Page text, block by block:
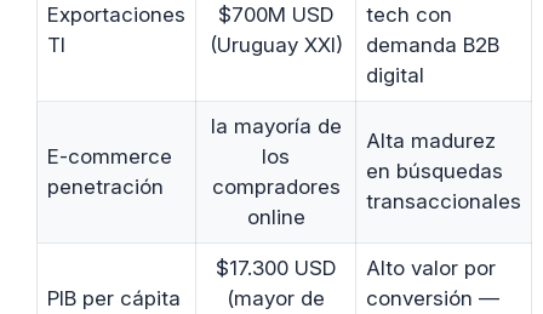
Exportaciones
TI
$700M USD
(Uruguay XXI)
tech con
demanda B2B
digital
E-commerce
penetración
la mayoría de
los
compradores
online
Alta madurez
en búsquedas
transaccionales
PIB per cápita
$17.300 USD
(mayor de
Alto valor por
conversión —